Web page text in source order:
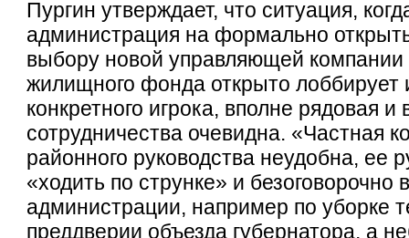
Пургин утверждает, что ситуация,
администрация на формально
выбору новой управляющей
жилищного фонда открыто лоббирует
конкретного игрока, вполне рядовая и
сотрудничества очевидна. «Частная
районного руководства неудобна, ее
«ходить по струнке» и безоговорочно
администрации, например по уборке
преддверии объезда губернатора, а